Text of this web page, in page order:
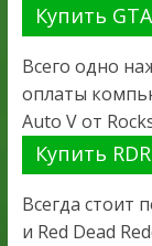
Купить
Всего одно
оплаты
Auto V от
Купить
Всегда стоит
и Red Dead